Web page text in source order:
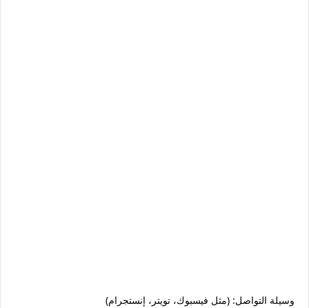
وسيلة التواصل: (مثل فيسبوك، تويتر، إنستجرام)